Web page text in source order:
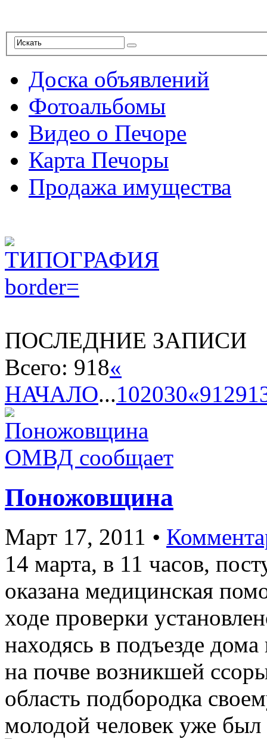
Доска объявлений
Фотоальбомы
Видео о Печоре
Карта Печоры
Продажа имущества
ПОСЛЕДНИЕ ЗАПИСИ
Всего: 918«
НАЧАЛО...102030«912
ОМВД сообщает
Поножовщина
Март 17, 2011 •
14 марта, в 11 часов,
оказана медицинская
ходе проверки
находясь в подъезде
на почве возникшей
область подбородка
молодой человек уже